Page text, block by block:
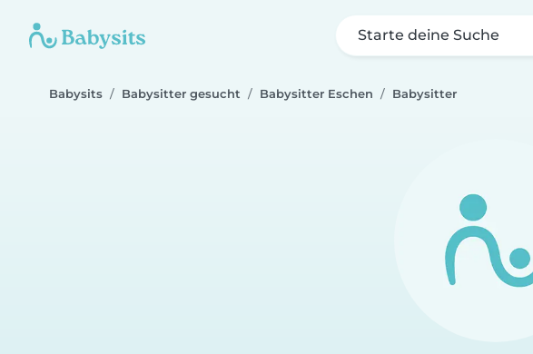
Starte deine Suche
Babysits Babysitter gesucht Babysitter Eschen Babysitter